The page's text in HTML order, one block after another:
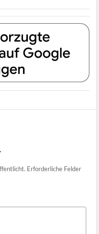
Erforderliche Felder